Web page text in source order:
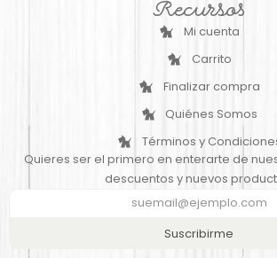
Recursos
Mi cuenta
Carrito
Finalizar compra
Quiénes Somos
Términos y
Quieres ser el primero en enterarte de
descuentos y nuevos
Suscribirme